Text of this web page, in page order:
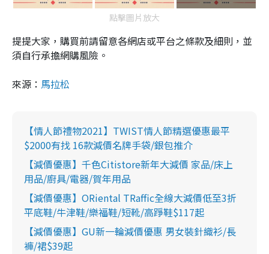
點擊圖片放大
提提大家，購買前請留意各網店或平台之條款及細則，並
須自行承擔網購風險。
來源： 馬拉松
【情人節禮物2021】TWIST情人節精選優惠最平
$2000有找 16款減價名牌手袋/銀包推介
【減價優惠】千色Citistore新年大減價 家品/床上
用品/廚具/電器/賀年用品
【減價優惠】ORiental TRaffic全線大減價低至3折
平底鞋/牛津鞋/樂福鞋/短靴/高踭鞋$117起
【減價優惠】GU新一輪減價優惠 男女裝針織衫/長
褲/裙$39起